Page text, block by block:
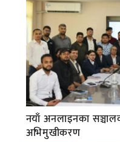
नयाँ अनलाइनका
अभिमुखीकरण